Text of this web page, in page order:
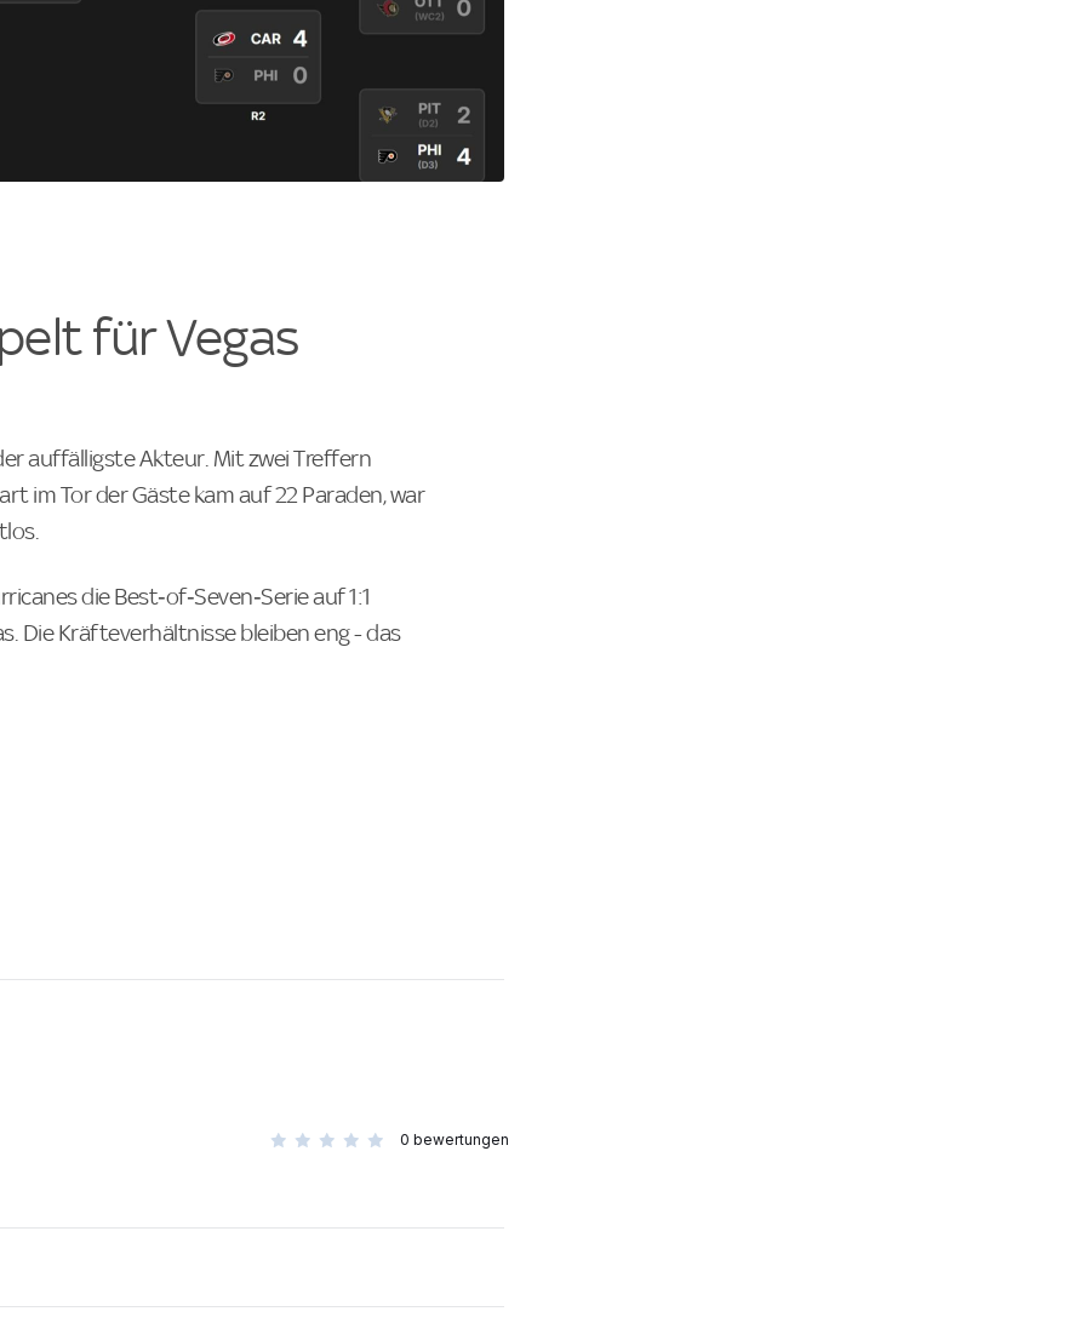
für Vegas
auffälligste Akteur. Mit zwei Treffern
im Tor der Gäste kam auf 22 Paraden, war
die Best‑of‑Seven‑Serie auf 1:1
Die Kräfteverhältnisse bleiben eng - das
0 bewertungen